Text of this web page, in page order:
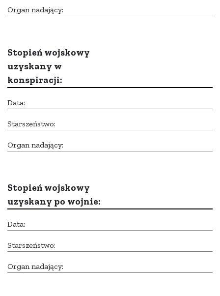
Organ nadający:
Stopień wojskowy
uzyskany w
konspiracji:
Data:
Starszeństwo:
Organ nadający:
Stopień wojskowy
uzyskany po wojnie:
Data:
Starszeństwo:
Organ nadający: